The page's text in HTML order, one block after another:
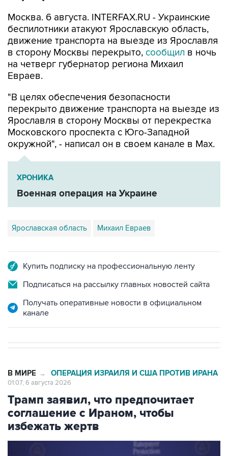
движение транспорта на выезде из Ярославля
в сторону Москвы перекрыто,сообщилв ночь
на четверг губернатор региона Михаил
Евраев.
"В целях обеспечения безопасности
Ярославля в сторону Москвы от перекрестка
Московского проспекта с Юго-Западной
окружной", - написал он в своем канале в Мах.
ХРОНИКА
Военная операция на Украине
Ярославская область Михаил Евраев
Подписаться на рассылку главных новостей сайта
Получать оперативные новости в официальном
канале
Трамп заявил, что предпочитает
соглашение с Ираном, чтобы
избежать жертв